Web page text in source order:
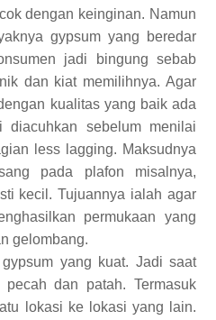
dengan keinginan. Namun
gypsum yang beredar
jadi bingung sebab
dan kiat memilihnya. Agar
kualitas yang baik ada
sebelum menilai
less lagging. Maksudnya
pada plafon misalnya,
kecil. Tujuannya ialah agar
permukaan yang
gelombang.
yang kuat. Jadi saat
dan patah. Termasuk
lokasi ke lokasi yang lain.